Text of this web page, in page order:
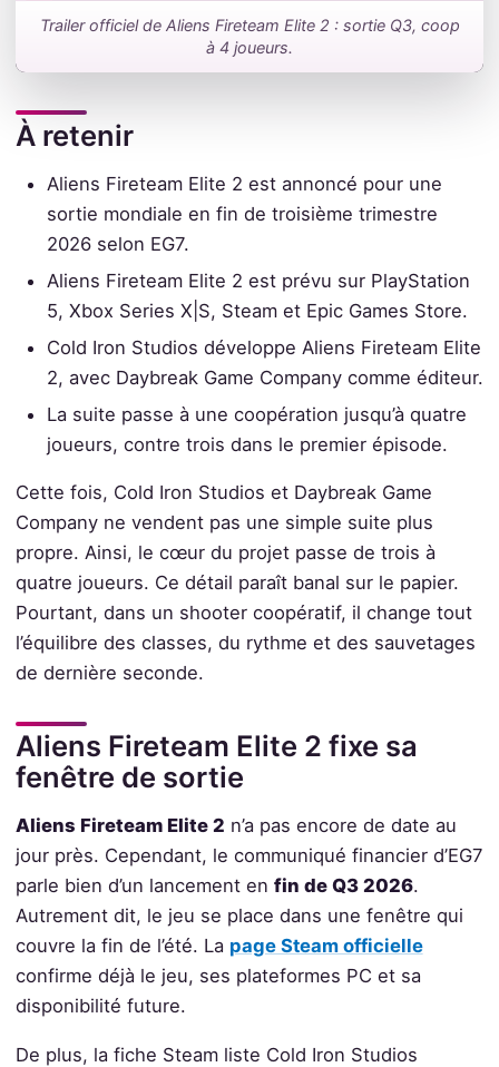
Trailer officiel de Aliens Fireteam Elite 2 : sortie Q3, coop
à 4 joueurs.
À retenir
Aliens Fireteam Elite 2 est annoncé pour une
sortie mondiale en fin de troisième trimestre
2026 selon EG7.
Aliens Fireteam Elite 2 est prévu sur PlayStation
5, Xbox Series X|S, Steam et Epic Games Store.
Cold Iron Studios développe Aliens Fireteam Elite
2, avec Daybreak Game Company comme éditeur.
La suite passe à une coopération jusqu’à quatre
joueurs, contre trois dans le premier épisode.
Cette fois, Cold Iron Studios et Daybreak Game
Company ne vendent pas une simple suite plus
propre. Ainsi, le cœur du projet passe de trois à
quatre joueurs. Ce détail paraît banal sur le papier.
Pourtant, dans un shooter coopératif, il change tout
l’équilibre des classes, du rythme et des sauvetages
de dernière seconde.
Aliens Fireteam Elite 2 fixe sa
fenêtre de sortie
Aliens Fireteam Elite 2 n’a pas encore de date au
jour près. Cependant, le communiqué financier d’EG7
parle bien d’un lancement en fin de Q3 2026.
Autrement dit, le jeu se place dans une fenêtre qui
couvre la fin de l’été. La page Steam officielle
confirme déjà le jeu, ses plateformes PC et sa
disponibilité future.
De plus, la fiche Steam liste Cold Iron Studios